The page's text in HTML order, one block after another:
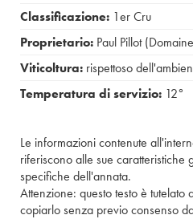
Classificazione: 1er Cru
Proprietario: Paul Pillot
Viticoltura: rispettoso
Temperatura di servizio: 12°
Le informazioni contenute
riferiscono alle sue caratteristiche
specifiche dell'annata.
Attenzione: questo testo è tutelato
copiarlo senza previo consenso